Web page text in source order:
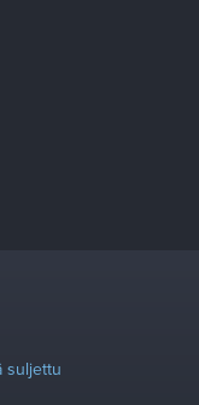
suljettu